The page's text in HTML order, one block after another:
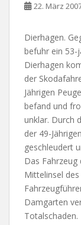
22. März
Dierhagen.
befuhr ein 53-
Dierhagen
der
Jährigen
befand und
unklar. Durch
der 49-
geschleudert
Das Fahrzeug
Mittelinsel
Damgarten
Totalschaden.